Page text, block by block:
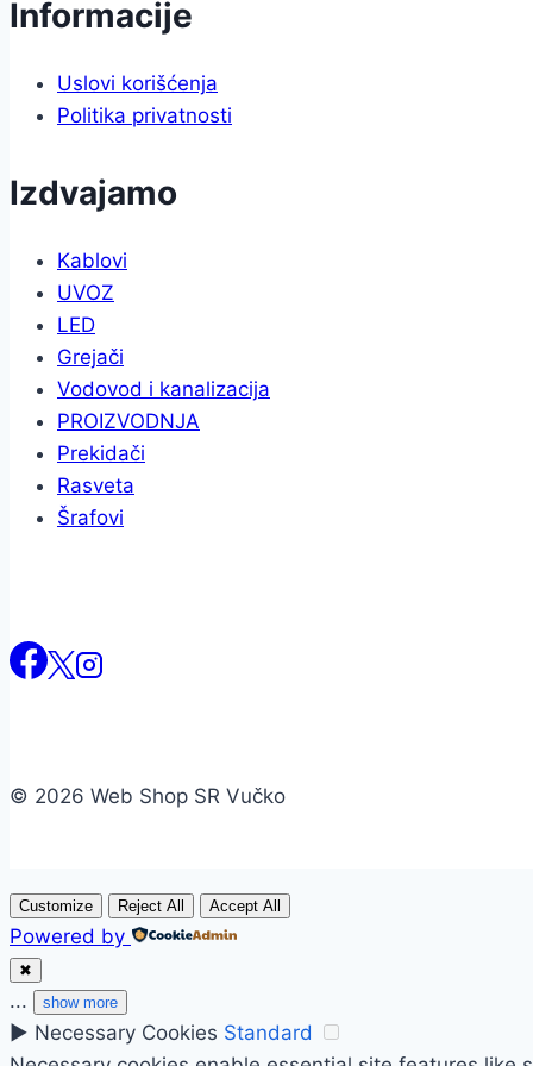
Informacije
Uslovi korišćenja
Politika privatnosti
Izdvajamo
Kablovi
UVOZ
LED
Grejači
Vodovod i kanalizacija
PROIZVODNJA
Prekidači
Rasveta
Šrafovi
© 2026 Web Shop SR Vučko
Customize Reject All Accept All
Powered by
✖
... show more
► Necessary Cookies Standard